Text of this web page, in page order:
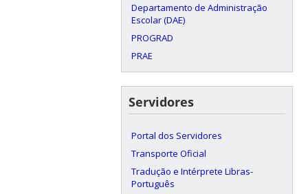
Departamento de Administração
Escolar (DAE)
PROGRAD
PRAE
Servidores
Portal dos Servidores
Transporte Oficial
Tradução e Intérprete Libras-
Português